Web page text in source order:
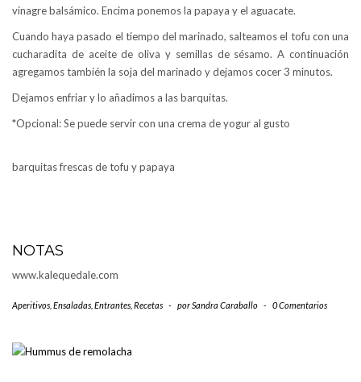
vinagre balsámico. Encima ponemos la papaya y el aguacate.
Cuando haya pasado el tiempo del marinado, salteamos el tofu con una
cucharadita de aceite de oliva y semillas de sésamo. A continuación
agregamos también la soja del marinado y dejamos cocer 3 minutos.
Dejamos enfriar y lo añadimos a las barquitas.
*Opcional: Se puede servir con una crema de yogur al gusto
barquitas frescas de tofu y papaya
NOTAS
www.kalequedale.com
Aperitivos Ensaladas Entrantes Recetas - porSandra Caraballo - 0 Comentarios